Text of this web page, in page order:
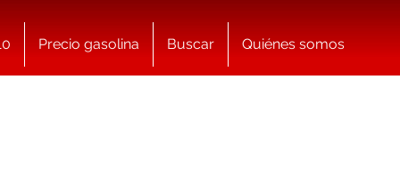
Precio gasolina Buscar Quiénes somos